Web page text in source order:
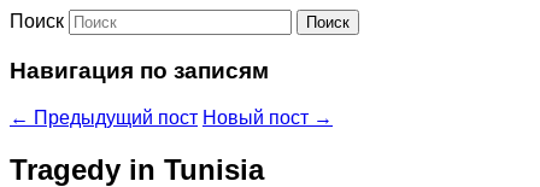
Поиск
Навигация по записям
← Предыдущий пост Новый пост →
Tragedy in Tunisia